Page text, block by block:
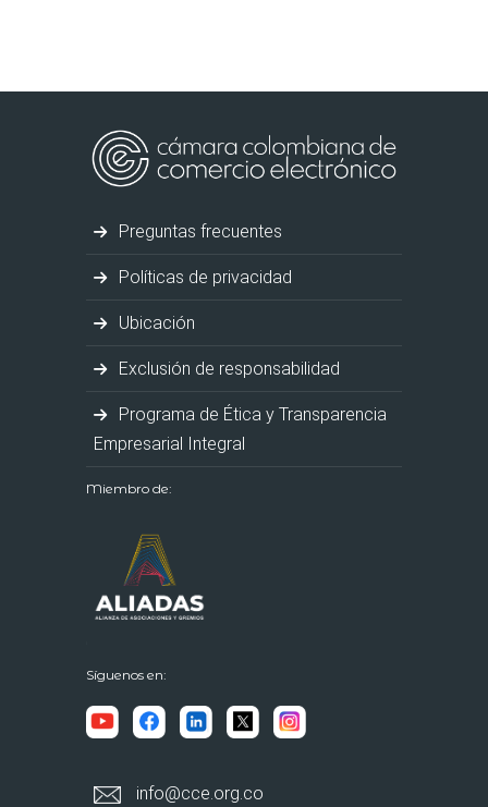
Preguntas frecuentes
Políticas de privacidad
Ubicación
Exclusión de responsabilidad
Programa de Ética y Transparencia
Empresarial Integral
Miembro de:
Síguenos en:
info@cce.org.co